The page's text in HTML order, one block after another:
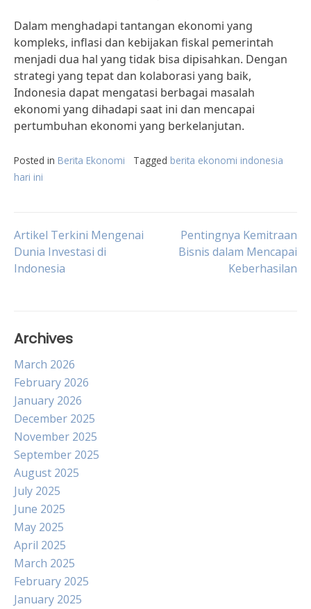
Dalam menghadapi tantangan ekonomi yang
kompleks, inflasi dan kebijakan fiskal pemerintah
menjadi dua hal yang tidak bisa dipisahkan. Dengan
strategi yang tepat dan kolaborasi yang baik,
Indonesia dapat mengatasi berbagai masalah
ekonomi yang dihadapi saat ini dan mencapai
pertumbuhan ekonomi yang berkelanjutan.
Posted in Berita Ekonomi Tagged berita ekonomi indonesia
hari ini
Post
navigation
Artikel Terkini Mengenai
Dunia Investasi di
Indonesia
Pentingnya Kemitraan
Bisnis dalam Mencapai
Keberhasilan
Archives
March 2026
February 2026
January 2026
December 2025
November 2025
September 2025
August 2025
July 2025
June 2025
May 2025
April 2025
March 2025
February 2025
January 2025